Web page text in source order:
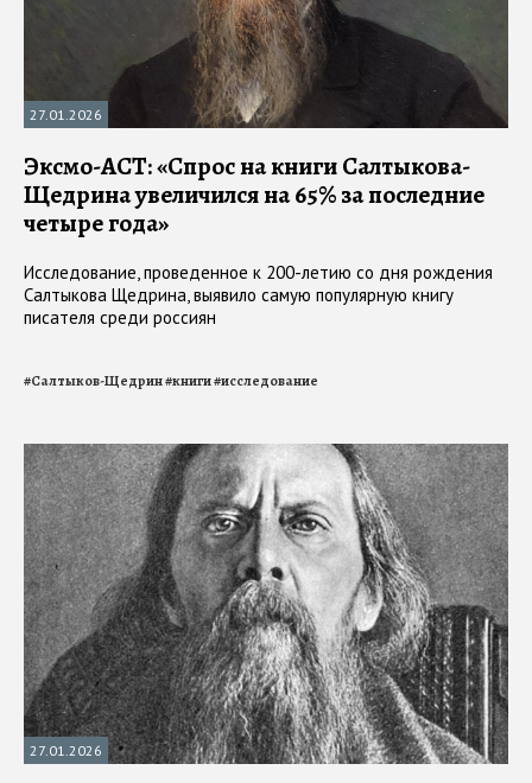
27.01.2026
Эксмо-АСТ: «Спрос на книги Салтыкова-
Щедрина увеличился на 65% за последние
четыре года»
Исследование, проведенное к 200-летию со дня рождения
Салтыкова Щедрина, выявило самую популярную книгу
писателя среди россиян
#Салтыков-Щедрин#книги#исследование
27.01.2026